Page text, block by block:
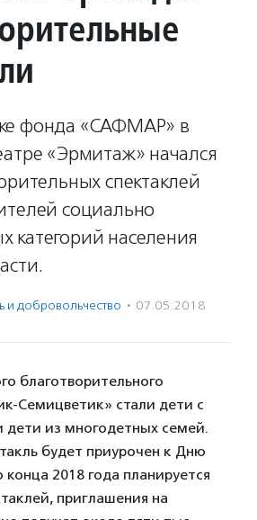
фонда «САФМАР» в
«Эрмитаж» начался
спектаклей
социально
категорий населения
и доброволь­чест­во · 07.05.2018
благотворительного
Семицветик» стали дети с
дети из многодетных семей.
будет приурочен к Дню
2018 года планируется
приглашения на